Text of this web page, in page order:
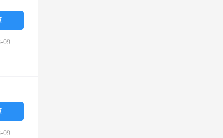
09
09